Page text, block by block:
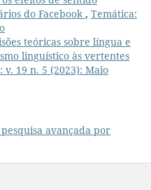
do Facebook , Temática:
teóricas sobre língua e
linguístico às vertentes
v. 19 n. 5 (2023): Maio
avançada por